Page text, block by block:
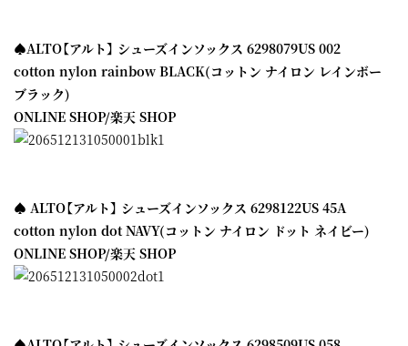
♠ALTO【アルト】 シューズインソックス 6298079US 002
cotton nylon rainbow BLACK(コットン ナイロン レインボー
ブラック)
ONLINE SHOP/楽天 SHOP
♠ ALTO【アルト】 シューズインソックス 6298122US 45A
cotton nylon dot NAVY(コットン ナイロン ドット ネイビー)
ONLINE SHOP/楽天 SHOP